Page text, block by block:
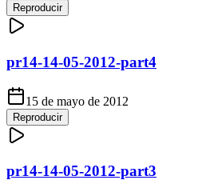
Reproducir
pr14-14-05-2012-part4
15 de mayo de 2012
Reproducir
pr14-14-05-2012-part3